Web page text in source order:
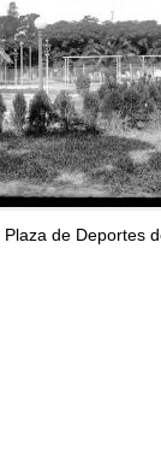
Plaza de Deportes